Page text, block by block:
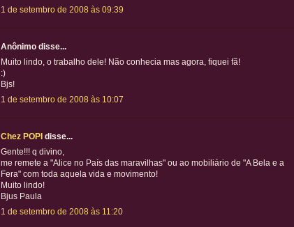
1 de setembro de 2008 às 09:39
Anônimo disse...
Muito lindo, o trabalho dele! Não conhecia mas agora, fiquei fã!
:)
Bjs!
1 de setembro de 2008 às 10:07
Chez POPI disse...
Gente!!! q divino,
me remete a "Alice no País das maravilhas" ou ao mobiliário de "A Bela e a
Fera" com toda aquela vida e movimento!
Muito lindo!
Bjus Paula
1 de setembro de 2008 às 11:20